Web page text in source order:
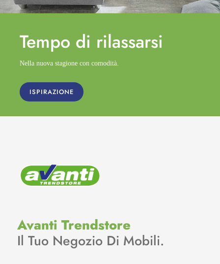
Tempo di rilassarsi
Nella nuova stagione con comodità.
ISPIRAZIONE
Avanti Trendstore
Il Tuo Negozio Di Mobili.